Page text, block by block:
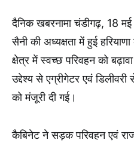
दैनिक खबरनामा चंडीगढ़, 18
सैनी की अध्यक्षता में हुई
क्षेत्र में स्वच्छ परिवहन को
उद्देश्य से एग्रीगेटर एवं
को मंजूरी दी गई।
कैबिनेट ने सड़क परिवहन एवं